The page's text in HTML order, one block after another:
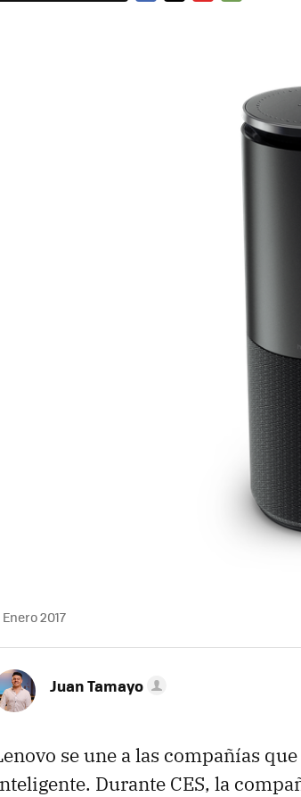
Enero 2017
Juan Tamayo
se une a las compañías
Durante CES, la